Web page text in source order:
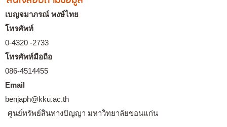
เบญจมาภรณ์ พงษ์ไทย
โทรศัพท์
0-4320 -2733
โทรศัพท์มือถือ
086-4514455
Email
benjaph@kku.ac.th
ศูนย์ทรัพย์สินทางปัญญา มหาวิทยาลัยขอนแก่น